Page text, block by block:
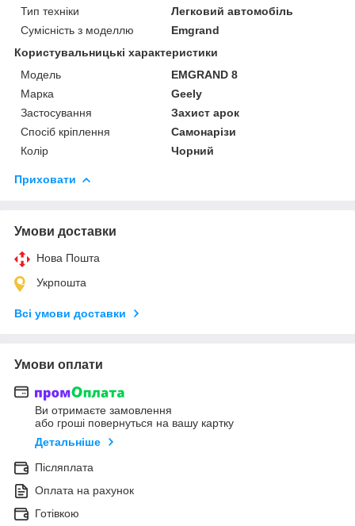
Тип техніки
Легковий автомобіль
Сумісність з моделлю
Emgrand
Користувальницькі характеристики
Мoдель
EMGRAND 8
Марка
Geely
Застосування
Захист арок
Спосіб кріплення
Самонарізи
Колір
Чорний
Приховати
Умови доставки
Нова Пошта
Укрпошта
Всі умови доставки
Умови оплати
Ви отримаєте замовлення
або гроші повернуться на вашу картку
Детальніше
Післяплата
Оплата на рахунок
Готівкою